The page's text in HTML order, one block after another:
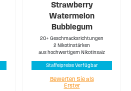
Strawberry
Watermelon
Bubblegum
20+ Geschmacksrichtungen
2 Nikotinstärken
aus hochwertigem Nikotinsalz
Staffelpreise Verfügbar
Bewerten Sie als
Erster